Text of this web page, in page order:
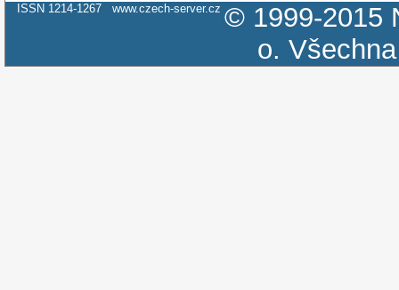
ISSN 1214-1267 www.czech-server.cz © 1999-2015
o.